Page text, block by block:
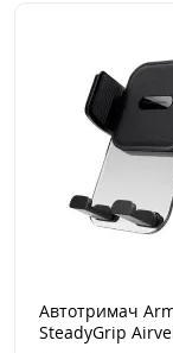
Автотримач
SteadyGrip